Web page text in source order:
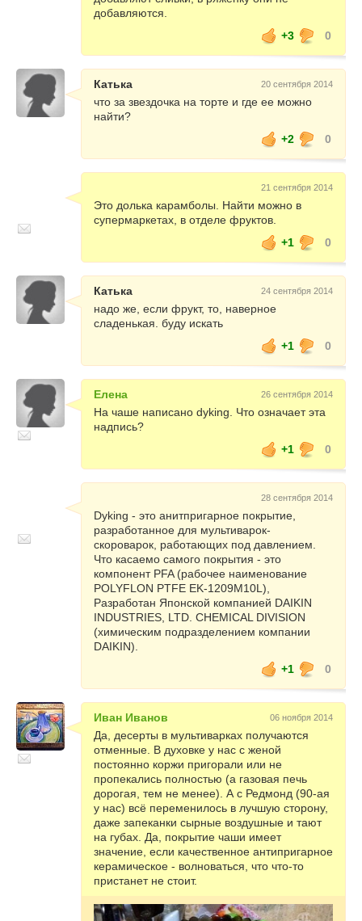
добавляются.
+3
0
Катька 20 сентября 2014
что за звездочка на торте и где ее можно
найти?
+2
0
21 сентября 2014
Это долька карамболы. Найти можно в
супермаркетах, в отделе фруктов.
+1
0
Катька 24 сентября 2014
надо же, если фрукт, то, наверное
сладенькая. буду искать
+1
0
Елена 26 сентября 2014
На чаше написано dyking. Что означает эта
надпись?
+1
0
28 сентября 2014
Dyking - это анитпригарное покрытие,
разработанное для мультиварок-
скороварок, работающих под давлением.
Что касаемо самого покрытия - это
компонент PFA (рабочее наименование
POLYFLON PTFE EK-1209M10L),
Разработан Японской компанией DAIKIN
INDUSTRIES, LTD. CHEMICAL DIVISION
(химическим подразделением компании
DAIKIN).
+1
0
Иван Иванов 06 ноября 2014
Да, десерты в мультиварках получаются
отменные. В духовке у нас с женой
постоянно коржи пригорали или не
пропекались полностью (а газовая печь
дорогая, тем не менее). А с Редмонд (90-ая
у нас) всё переменилось в лучшую сторону,
даже запеканки сырные воздушные и тают
на губах. Да, покрытие чаши имеет
значение, если качественное антипригарное
керамическое - волноваться, что что-то
пристанет не стоит.